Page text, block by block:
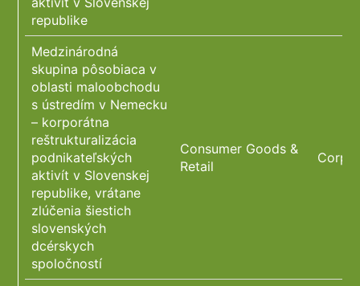
republike
Medzinárodná
skupina pôsobiaca v
oblasti maloobchodu
s ústredím v Nemecku
– korporátna
reštrukturalizácia
podnikateľských
aktivít v Slovenskej
republike, vrátane
zlúčenia šiestich
slovenských
dcérskych
spoločností
Consumer Goods &
Retail